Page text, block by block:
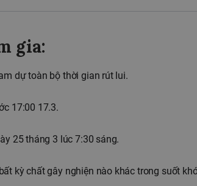
gia:
dự toàn bộ thời gian rút lui.
17:00 17.3.
25 tháng 3 lúc 7:30 sáng.
kỳ chất gây nghiện nào khác trong suốt